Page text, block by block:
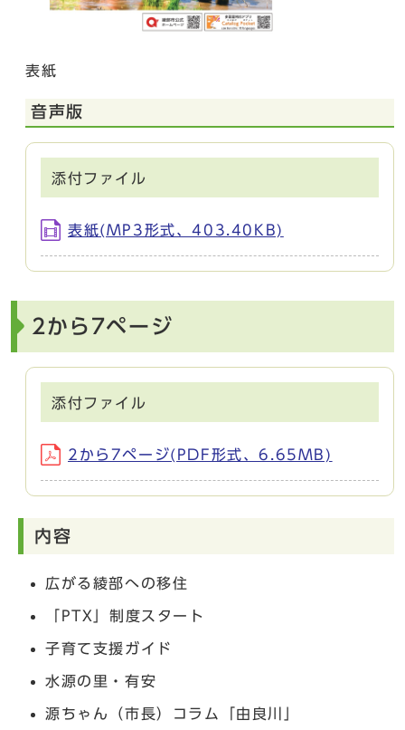
表紙
音声版
添付ファイル
表紙(MP3形式、403.40KB)
2から7ページ
添付ファイル
2から7ページ(PDF形式、6.65MB)
内容
広がる綾部への移住
「PTX」制度スタート
子育て支援ガイド
水源の里・有安
源ちゃん（市長）コラム「由良川」